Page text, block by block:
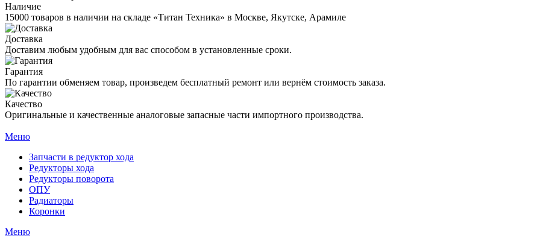
Наличие
15000 товаров в наличии на складе «Титан Техника» в Москве, Якутске, Арамиле
Доставка
Доставим любым удобным для вас способом в установленные сроки.
Гарантия
По гарантии обменяем товар, произведем бесплатный ремонт или вернём стоимость заказа.
Качество
Оригинальные и качественные аналоговые запасные части импортного производства.
Меню
Запчасти в редуктор хода
Редукторы хода
Редукторы поворота
ОПУ
Радиаторы
Коронки
Меню